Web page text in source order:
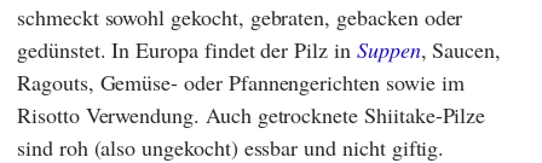
schmeckt sowohl gekocht, gebraten, gebacken oder
gedünstet. In Europa findet der Pilz in Suppen, Saucen,
Ragouts, Gemüse- oder Pfannengerichten sowie im
Risotto Verwendung. Auch getrocknete Shiitake-Pilze
sind roh (also ungekocht) essbar und nicht giftig.